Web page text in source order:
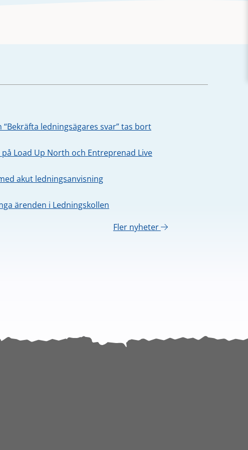
“Bekräfta ledningsägares svar” tas bort
Load Up North och Entreprenad Live
akut ledningsanvisning
ärenden i Ledningskollen
Fler nyheter